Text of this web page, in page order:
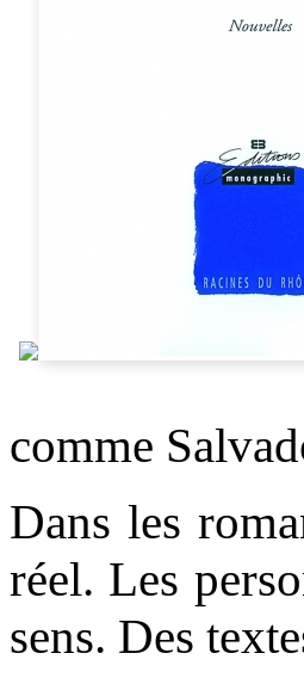
comme
Dans les
réel. Les
sens. Des